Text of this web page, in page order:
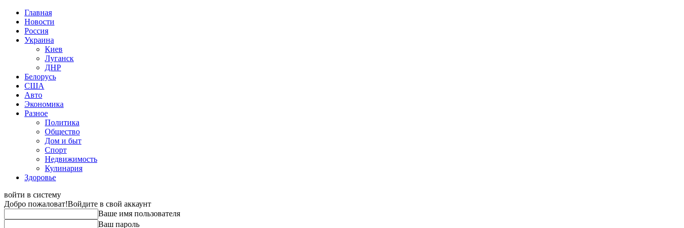
Главная
Новости
Россия
Украина
Киев
Луганск
ДНР
Белорусь
США
Авто
Экономика
Разное
Политика
Общество
Дом и быт
Спорт
Недвижимость
Кулинария
Здоровье
войти в систему
Добро пожаловат!Войдите в свой аккаунт
Ваше имя пользователя
Ваш пароль